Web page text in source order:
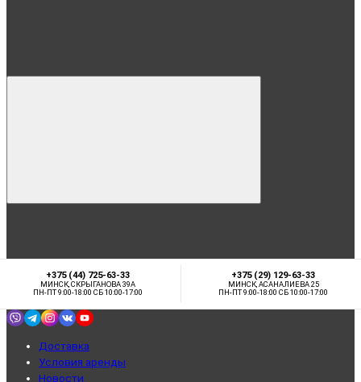
+375 (44) 725-63-33
МИНСК, СКРЫГАНОВА 39А
ПН-ПТ 9:00-18:00 СБ 10:00-17:00
+375 (29) 129-63-33
МИНСК, АСАНАЛИЕВА 25
ПН-ПТ 9:00-18:00 СБ 10:00-17:00
Доставка
Условия аренды
Новости